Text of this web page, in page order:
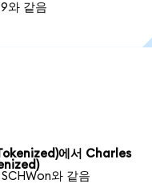
와 같음
에서 Charles
와 같음